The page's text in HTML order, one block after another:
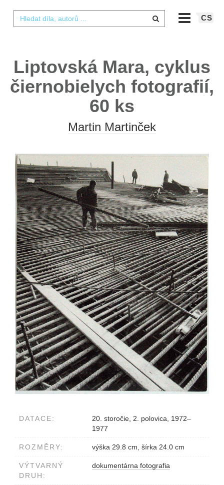
CS
Liptovská Mara, cyklus
čiernobielych fotografií,
60 ks
Martin Martinček
DATACE:
20. storočie, 2. polovica, 1972–
1977
ROZMĚRY: výška 29.8 cm, šírka 24.0 cm
VÝTVARNÝ
DRUH:
dokumentárna fotografia